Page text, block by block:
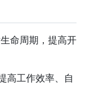
命周期，提高开
高工作效率、自